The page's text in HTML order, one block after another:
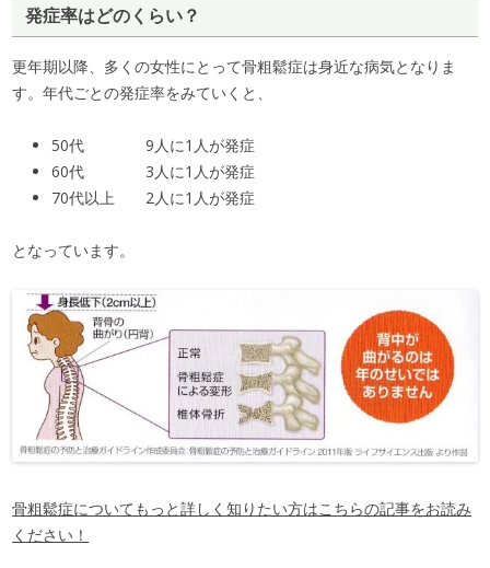
発症率はどのくらい？
更年期以降、多くの女性にとって骨粗鬆症は身近な病気となりま
す。年代ごとの発症率をみていくと、
50代 9人に1人が発症
60代 3人に1人が発症
70代以上 2人に1人が発症
となっています。
骨粗鬆症についてもっと詳しく知りたい方はこちらの記事をお読み
ください！